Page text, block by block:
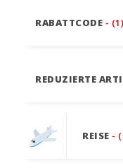
RABATTCODE - (1)
REDUZIERTE
REISE -